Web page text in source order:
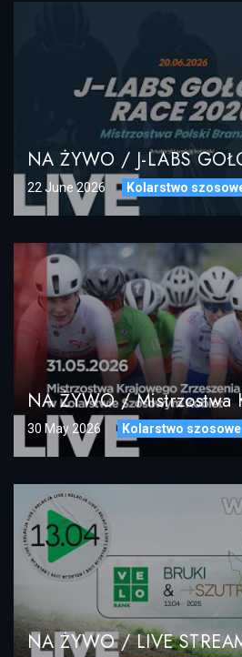
22 June 2026 Kolarstwo
30 May 2026 Kolarstwo szosowe